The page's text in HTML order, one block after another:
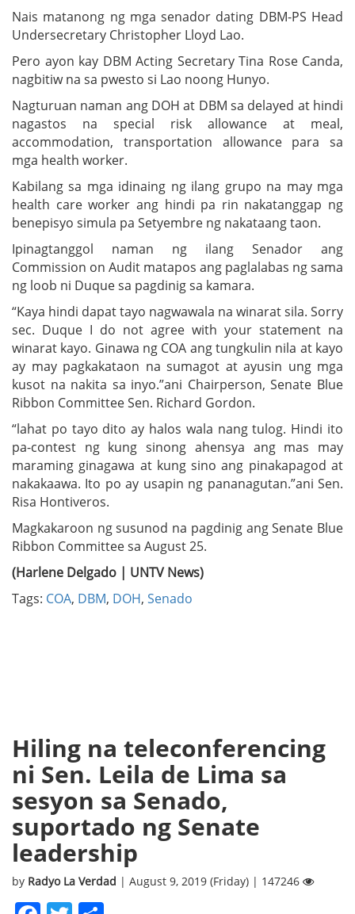
Nais matanong ng mga senador dating DBM-PS Head
Undersecretary Christopher Lloyd Lao.
Pero ayon kay DBM Acting Secretary Tina Rose Canda,
nagbitiw na sa pwesto si Lao noong Hunyo.
Nagturuan naman ang DOH at DBM sa delayed at hindi
nagastos na special risk allowance at meal,
accommodation, transportation allowance para sa
mga health worker.
Kabilang sa mga idinaing ng ilang grupo na may mga
health care worker ang hindi pa rin nakatanggap ng
benepisyo simula pa Setyembre ng nakataang taon.
Ipinagtanggol naman ng ilang Senador ang
Commission on Audit matapos ang paglalabas ng sama
ng loob ni Duque sa pagdinig sa kamara.
“Kaya hindi dapat tayo nagwawala na winarat sila. Sorry
sec. Duque I do not agree with your statement na
winarat kayo. Ginawa ng COA ang tungkulin nila at kayo
ay may pagkakataon na sumagot at ayusin ung mga
kusot na nakita sa inyo.”ani Chairperson, Senate Blue
Ribbon Committee Sen. Richard Gordon.
“lahat po tayo dito ay halos wala nang tulog. Hindi ito
pa-contest ng kung sinong ahensya ang mas may
maraming ginagawa at kung sino ang pinakapagod at
nakakaawa. Ito po ay usapin ng pananagutan.”ani Sen.
Risa Hontiveros.
Magkakaroon ng susunod na pagdinig ang Senate Blue
Ribbon Committee sa August 25.
(Harlene Delgado | UNTV News)
Tags: COA, DBM, DOH, Senado
Hiling na teleconferencing
ni Sen. Leila de Lima sa
sesyon sa Senado,
suportado ng Senate
leadership
by Radyo La Verdad | August 9, 2019 (Friday) | 147246